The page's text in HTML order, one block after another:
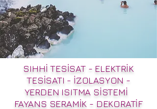
SIHHİ TESİSAT - ELEKTRİK
TESİSATI - İZOLASYON -
YERDEN ISITMA SİSTEMİ
FAYANS SERAMİK - DEKORATİF